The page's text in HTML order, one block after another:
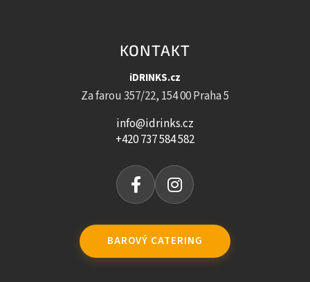
KONTAKT
iDRINKS.cz
Za farou 357/22, 154 00 Praha 5
info@idrinks.cz
+420 737 584 582
BAROVÝ CATERING